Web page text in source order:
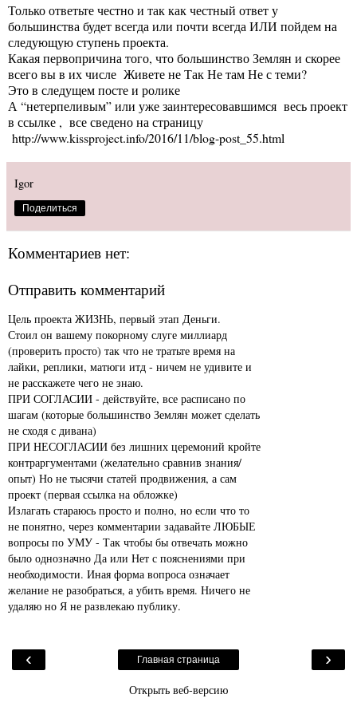
Только ответьте честно и так как честный ответ у
большинства будет всегда или почти всегда ИЛИ пойдем на
следующую ступень проекта.
Какая первопричина того, что большинство Землян и скорее
всего вы в их числе Живете не Так Не там Не с теми?
Это в следущем посте и ролике
А “нетерпеливым” или уже заинтересовавшимся весь проект
в ссылке , все сведено на страницу
http://www.kissproject.info/2016/11/blog-post_55.html
Igor
Поделиться
Комментариев нет:
Отправить комментарий
Цель проекта ЖИЗНЬ, первый этап Деньги.
Стоил он вашему покорному слуге миллиард
(проверить просто) так что не тратьте время на
лайки, реплики, матюги итд - ничем не удивите и
не расскажете чего не знаю.
ПРИ СОГЛАСИИ - действуйте, все расписано по
шагам (которые большинство Землян может сделать
не сходя с дивана)
ПРИ НЕСОГЛАСИИ без лишних церемоний кройте
контраргументами (желательно сравнив знания/
опыт) Но не тысячи статей продвижения, а сам
проект (первая ссылка на обложке)
Излагать стараюсь просто и полно, но если что то
не понятно, через комментарии задавайте ЛЮБЫЕ
вопросы по УМУ - Так чтобы бы отвечать можно
было однозначно Да или Нет с пояснениями при
необходимости. Иная форма вопроса означает
желание не разобраться, а убить время. Ничего не
удаляю но Я не развлекаю публику.
‹ ›
Главная страница
Открыть веб-версию